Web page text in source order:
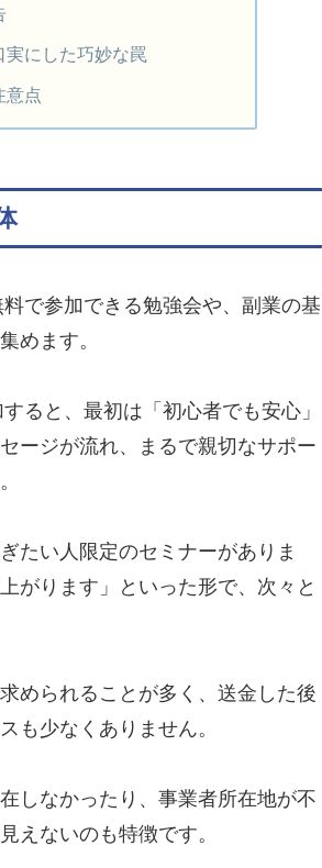
実にした巧妙な罠
意点
で参加できる勉強会や、副業の基
めます。
ると、最初は「初心者でも安心」
ージが流れ、まるで親切なサポー
たい人限定のセミナーがありま
がります」といった形で、次々と
められることが多く、送金した後
も少なくありません。
しなかったり、事業者所在地が不
えないのも特徴です。